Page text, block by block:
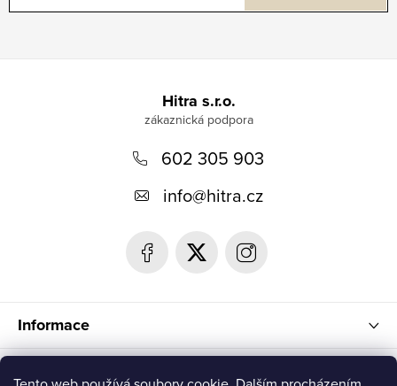
Informace
Hitra s.r.o.
602 305 903
info@hitra.cz